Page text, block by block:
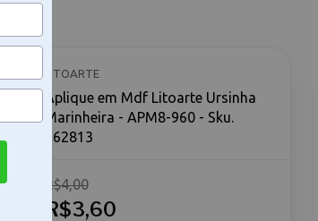
LITOARTE
Aplique em Mdf Litoarte Ursinha
Marinheira - APM8-960 - Sku.
162813
R$3,60
R$4,00